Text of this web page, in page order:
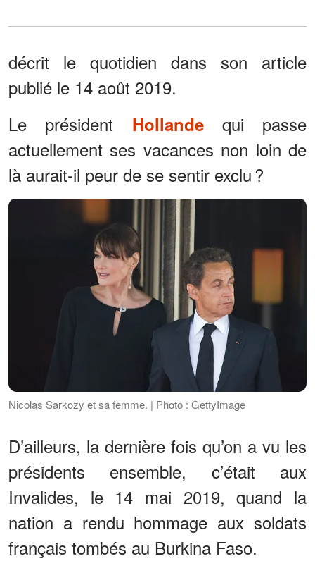
décrit le quotidien dans son article
publié le 14 août 2019.
Le président Hollandequi passe
actuellement ses vacances non loin de
là aurait-il peur de se sentir exclu ?
Nicolas Sarkozy et sa femme. | Photo : GettyImage
D’ailleurs, la dernière fois qu’on a vu les
présidents ensemble, c’était aux
Invalides, le 14 mai 2019, quand la
nation a rendu hommage aux soldats
français tombés au Burkina Faso.